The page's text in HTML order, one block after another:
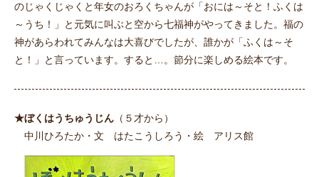
のじゃくじゃくと年女のおろくちゃんが「おには～そと！ふくは
～うち！」と元気に叫ぶと空から七福神がやってきました。福の
神があらわれてみんなは大喜びでしたが、誰かが「ふくは～そ
と！」と言っています。すると…。節分に楽しめる絵本です。
★ぼくはうちゅうじん （５才から）
中川ひろたか・文 はたこうしろう・絵 アリス館